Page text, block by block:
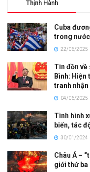
Thịnh Hành
Cuba
trong nước
22/06/2025
Tin đồn về
Bình: Hiện
tranh
04/06/2025
Tình hình
biến, tác
30/01/2024
Châu Á –
giới thứ ba